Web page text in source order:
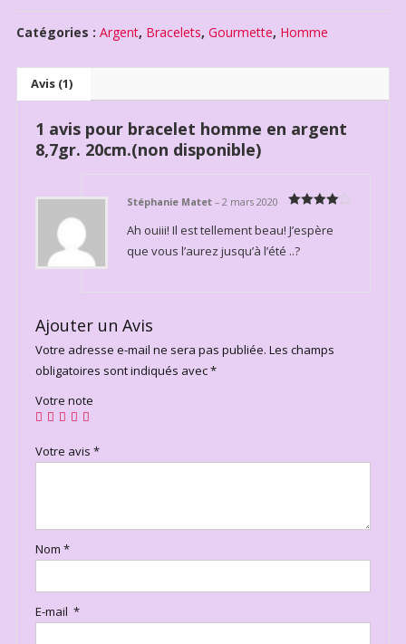
client
Catégories : Argent, Bracelets, Gourmette, Homme
Avis (1)
1 avis pour bracelet homme en argent
8,7gr. 20cm.(non disponible)
sur 5
Stéphanie Matet – 2 mars 2020
Ah ouiii! Il est tellement beau! J’espère
que vous l’aurez jusqu’à l’été ..?
Ajouter un Avis
Votre adresse e-mail ne sera pas publiée. Les champs
obligatoires sont indiqués avec*
Votre note
Votre avis *
Nom *
E-mail *